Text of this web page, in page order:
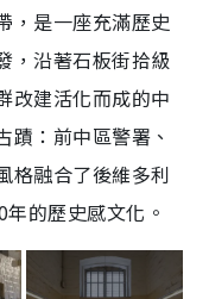
，是一座充滿歷史
，沿著石板街拾級
改建活化而成的中
蹟：前中區警署、
格融合了後維多利
的歷史感文化。